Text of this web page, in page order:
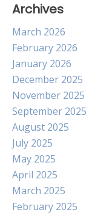
Archives
March 2026
February 2026
January 2026
December 2025
November 2025
September 2025
August 2025
July 2025
May 2025
April 2025
March 2025
February 2025